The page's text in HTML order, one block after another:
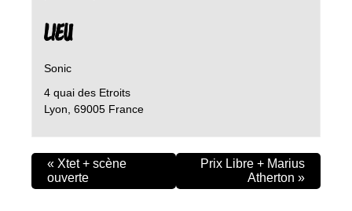
LIEU
Sonic
4 quai des Etroits
Lyon 69005 France
« Xtet + scène
ouverte
Prix Libre + Marius
Atherton »